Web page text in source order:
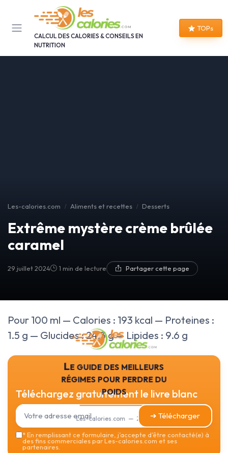
CALCUL DES CALORIES & CONSEILS EN
NUTRITION
TOPs
Les-calories.com Aliments et recettes Desserts
Extrême mystère crème brûlée
caramel
29 juillet 2024 1 min de lecture Partager cette page
Pour 100 ml — Calories : 193 kcal — Proteines :
1.5 g — Glucides : 24.3 g — Lipides : 9.6 g
Le guide des meilleurs
régimes pour perdre du
poids
Les-calories.com — 2026
Téléchargez gratuitement le livre blanc
➔ Télécharger
*En remplissant ce formulaire, j’accepte d’être contacté(e) à
des fins commerciales par Les-calories.com et ses
partenaires.
Panneau de gestion des cookies